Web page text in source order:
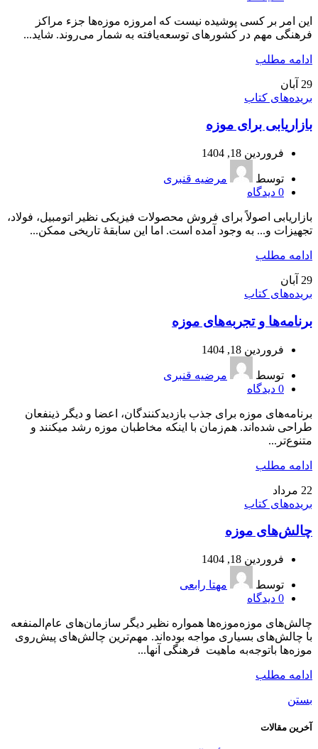
این امر بر کسی پوشیده نیست که امروزه موزه‌ها جزء مراکز
فرهنگی مهم در کشورهای توسعه‌یافته به شمار می‌روند. شاید...
ادامه مطلب
29 آبان
بریده‌های کتاب
بازاریابی برای موزه
فروردین 18, 1404
توسط
مرضیه قنبری
0 دیدگاه
بازاریابی اصولاً برای فروش محصولات فیزیکی نظیر اتومبیل، فولاد،
تجهیزات و... به وجود آمده است. اما این سابقۀ تاریخی ممکن...
ادامه مطلب
29 آبان
بریده‌های کتاب
برنامه‌ها و تجربه‌های موزه
فروردین 18, 1404
توسط
مرضیه قنبری
0 دیدگاه
برنامه‌های موزه برای جذب بازدیدكنندگان، اعضا و دیگر ذینفعان
طراحی شده‌اند. هم‌زمان با اینکه مخاطبان موزه رشد میکنند و
متنوع‌تر...
ادامه مطلب
22 مرداد
بریده‌های کتاب
چالش‌های موزه
فروردین 18, 1404
توسط
مهتا رابعی
0 دیدگاه
چالش‌های موزه‌موزه‌ها همواره نظیر دیگر سازمان‌های عام‌المنفعه
با چالش‌های بسیاری مواجه بوده‌اند. مهم‌ترین چالش‌های پیش‌روی
موزه‌­ها باتوجه‌به ماهیت فرهنگی آنها...
ادامه مطلب
بستن
آخرین مقالات